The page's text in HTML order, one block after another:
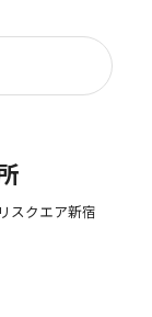
スクエア新宿